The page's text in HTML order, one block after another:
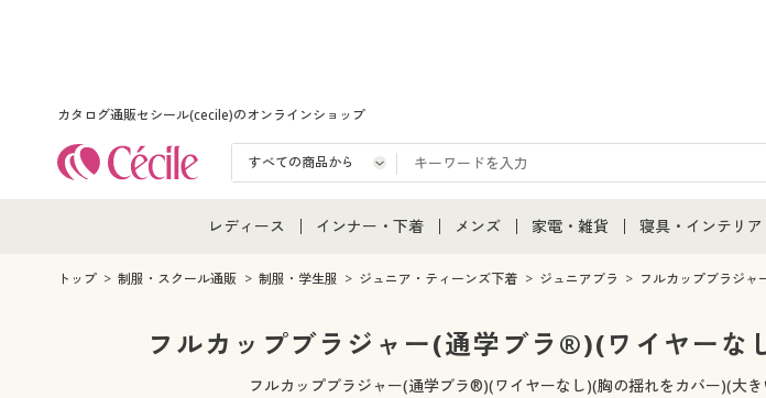
カタログ通販セシール(cecile)のオンラインショップ
レディース
レディース通販すべて
レディースファッション
女性下着
インナー・下着
インナー・下着通販すべて
女性下着
メンズ下着
メンズ
メンズ通販すべて
メンズファッション
メンズ下着
家電・雑貨
家電・雑貨すべて
家電
キッチン・雑貨・日用品
寝具・インテリ
寝具・インテリ
家具・収納
寝具・ベッド
トップ 制服・スクール通販 制服・学生服 ジュニア・ティーンズ下着 ジュニアブラ フルカップブラジ
フルカップブラジャー(通学ブラ®)(ワイヤー
フルカップブラジャー(通学ブラ®)(ワイヤーなし)(胸の揺れをカバー)(大